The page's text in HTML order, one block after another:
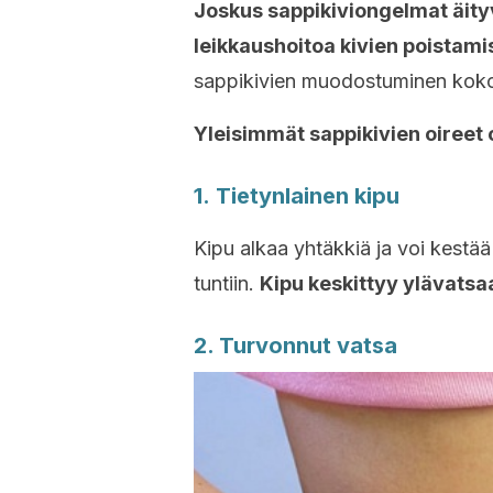
Joskus sappikiviongelmat
leikkaushoitoa kivien
sappikivien muodostuminen
Yleisimmät sappikivien oireet
1. Tietynlainen kipu
Kipu alkaa yhtäkkiä ja voi
tuntiin. Kipu keskittyy
2. Turvonnut vatsa